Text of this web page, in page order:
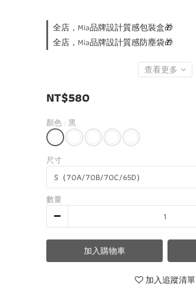
全店，Mia品牌設計質感包裝盒🎁
全店，Mia品牌設計質感防塵袋🎁
查看更多
NT$580
顏色 : 黑
尺寸
數量
加入購物車
加入追蹤清單